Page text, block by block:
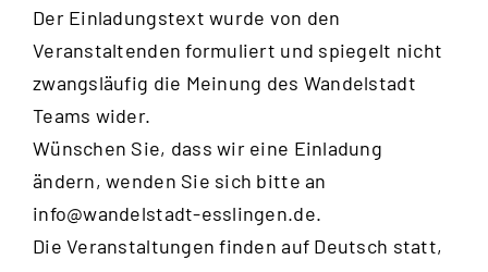
Der Einladungstext wurde von den
Veranstaltenden formuliert und spiegelt nicht
zwangsläufig die Meinung des Wandelstadt
Teams wider.
Wünschen Sie, dass wir eine Einladung
ändern, wenden Sie sich bitte an
info@wandelstadt-esslingen.de.
Die Veranstaltungen finden auf Deutsch statt,